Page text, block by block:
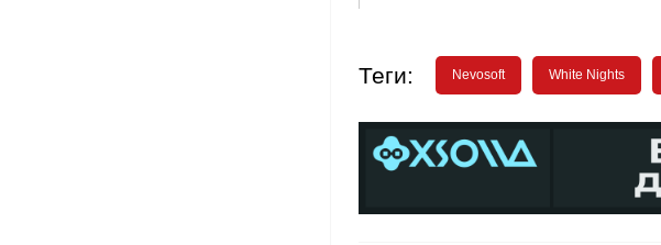
Теги: Nevosoft White Nights